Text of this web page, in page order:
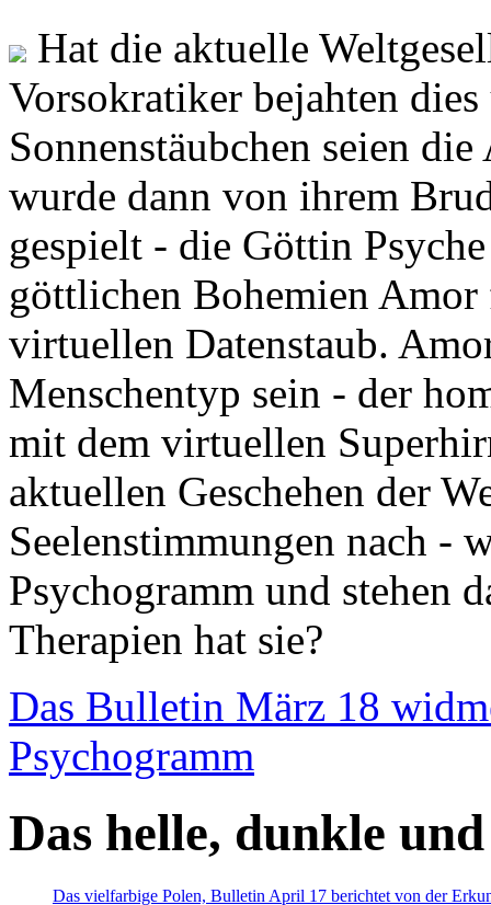
Hat die aktuelle
Vorsokratiker bejahten
Sonnenstäubchen seien
wurde dann von ihrem
gespielt - die Göttin
göttlichen Bohemien
virtuellen Datenstaub.
Menschentyp sein - der
mit dem virtuellen
aktuellen Geschehen der
Seelenstimmungen nach -
Psychogramm und stehen
Therapien hat sie?
Das Bulletin März 18
Psychogramm
Das helle, dunkle
Das vielfarbige Polen, Bulletin April 17 berichtet von der